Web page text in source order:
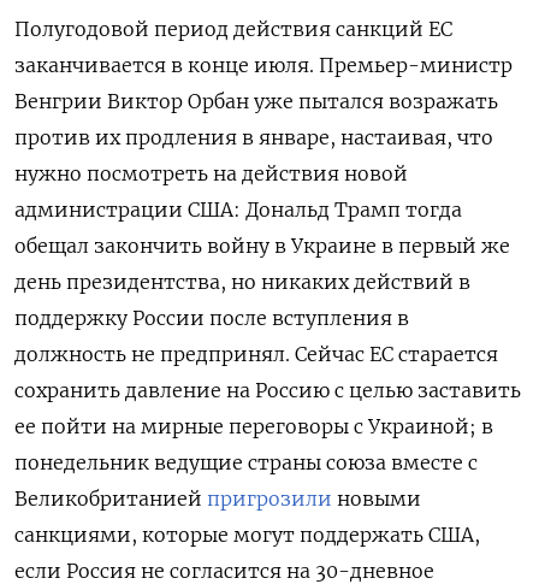
Полугодовой период действия санкций ЕС
заканчивается в конце июля. Премьер-министр
Венгрии Виктор Орбан уже пытался возражать
против их продления в январе, настаивая, что
нужно посмотреть на действия новой
администрации США: Дональд Трамп тогда
обещал закончить войну в Украине в первый же
день президентства, но никаких действий в
поддержку России после вступления в
должность не предпринял. Сейчас ЕС старается
сохранить давление на Россию с целью заставить
ее пойти на мирные переговоры с Украиной; в
понедельник ведущие страны союза вместе с
Великобританией пригрозили новыми
санкциями, которые могут поддержать США,
если Россия не согласится на 30-дневное